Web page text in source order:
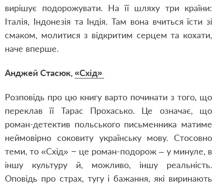
вирішує подорожувати. На її шляху три країни:
Італія, Індонезія та Індія. Там вона вчиться їсти зі
смаком, молитися з відкритим серцем та кохати,
наче вперше.
Анджей Стасюк,«Схід»
Розповідь про цю книгу варто починати з того, що
переклав її Тарас Прохасько. Це означає, що
роман-детектив польського письменника матиме
неймовірно соковиту українську мову. Стосовно
теми, то «Схід» − це роман-подорож – у минуле, в
іншу культуру й, можливо, іншу реальність.
Оповідь про страх, тугу і бажання, які виринають